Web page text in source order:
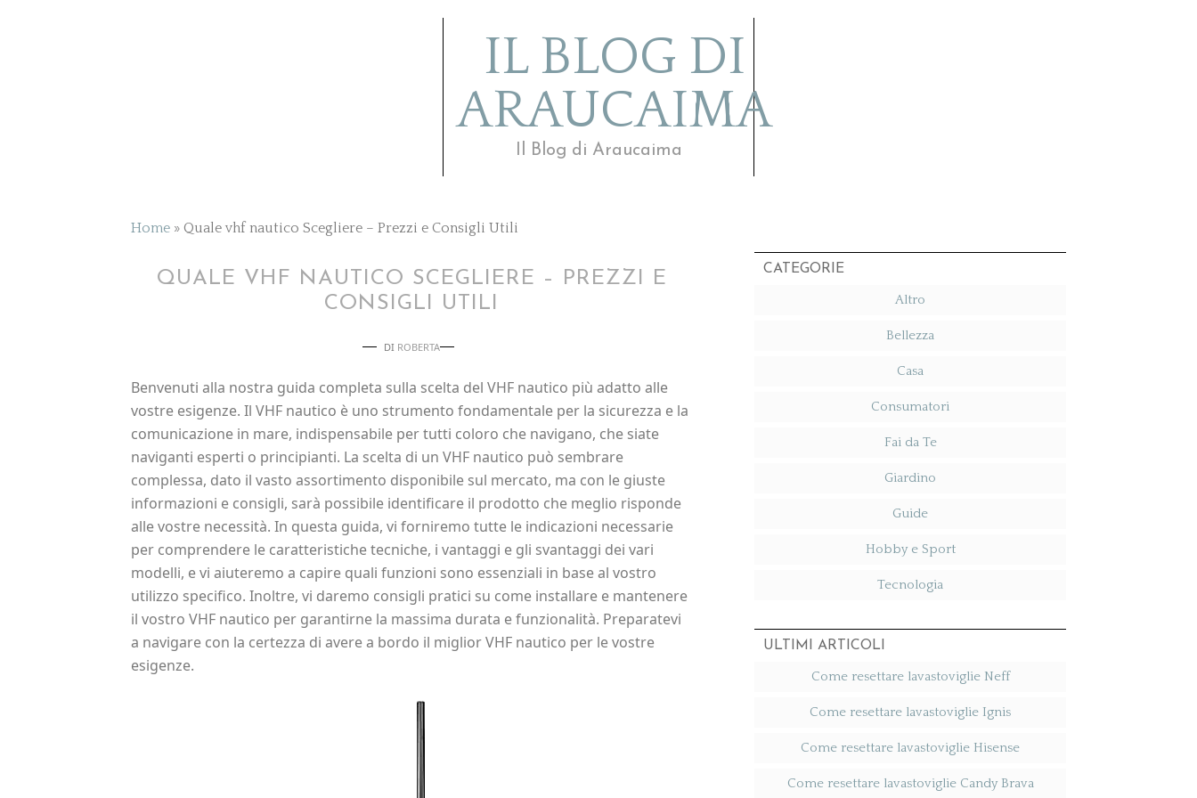
IL BLOG DI
ARAUCAIMA
Il Blog di Araucaima
Home » Quale vhf nautico Scegliere – Prezzi e Consigli Utili
QUALE VHF NAUTICO SCEGLIERE – PREZZI E
CONSIGLI UTILI
DI ROBERTA
Benvenuti alla nostra guida completa sulla scelta del VHF nautico più adatto alle
vostre esigenze. Il VHF nautico è uno strumento fondamentale per la sicurezza e la
comunicazione in mare, indispensabile per tutti coloro che navigano, che siate
naviganti esperti o principianti. La scelta di un VHF nautico può sembrare
complessa, dato il vasto assortimento disponibile sul mercato, ma con le giuste
informazioni e consigli, sarà possibile identificare il prodotto che meglio risponde
alle vostre necessità. In questa guida, vi forniremo tutte le indicazioni necessarie
per comprendere le caratteristiche tecniche, i vantaggi e gli svantaggi dei vari
modelli, e vi aiuteremo a capire quali funzioni sono essenziali in base al vostro
utilizzo specifico. Inoltre, vi daremo consigli pratici su come installare e mantenere
il vostro VHF nautico per garantirne la massima durata e funzionalità. Preparatevi
a navigare con la certezza di avere a bordo il miglior VHF nautico per le vostre
esigenze.
CATEGORIE
Altro
Bellezza
Casa
Consumatori
Fai da Te
Giardino
Guide
Hobby e Sport
Tecnologia
ULTIMI ARTICOLI
Come resettare lavastoviglie Neff​
Come resettare lavastoviglie Ignis​
Come resettare lavastoviglie Hisense​
Come resettare lavastoviglie Candy Brava​